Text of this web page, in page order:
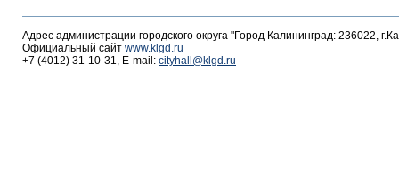
Адрес администрации городского округа "Город Калининград: 236022,
Официальный сайт www.klgd.ru
+7 (4012) 31-10-31, E-mail: cityhall@klgd.ru